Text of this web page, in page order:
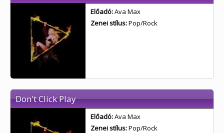
Előadó:Ava Max
Zenei stílus:Pop/Rock
Don't Click Play
Előadó:Ava Max
Zenei stílus:Pop/Rock